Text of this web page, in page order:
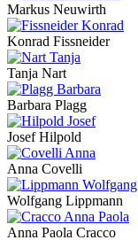
Markus Neuwirth
Konrad Fissneider
Tanja Nart
Barbara Plagg
Josef Hilpold
Anna Covelli
Wolfgang Lippmann
Anna Paola Cracco